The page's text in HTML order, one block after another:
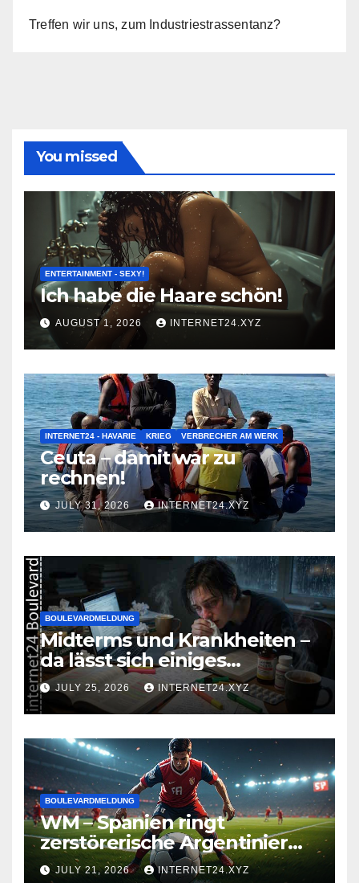
Treffen wir uns, zum Industriestrassentanz?
You missed
ENTERTAINMENT - SEXY!
Ich habe die Haare schön!
AUGUST 1, 2026 INTERNET24.XYZ
INTERNET24 - HAVARIE KRIEG VERBRECHER AM WERK
Ceuta – damit war zu
rechnen!
JULY 31, 2026 INTERNET24.XYZ
BOULEVARDMELDUNG
Midterms und Krankheiten –
da lässt sich einiges
zusammenbrauen!
JULY 25, 2026 INTERNET24.XYZ
BOULEVARDMELDUNG
WM – Spanien ringt
zerstörerische Argentinier
nieder
JULY 21, 2026 INTERNET24.XYZ